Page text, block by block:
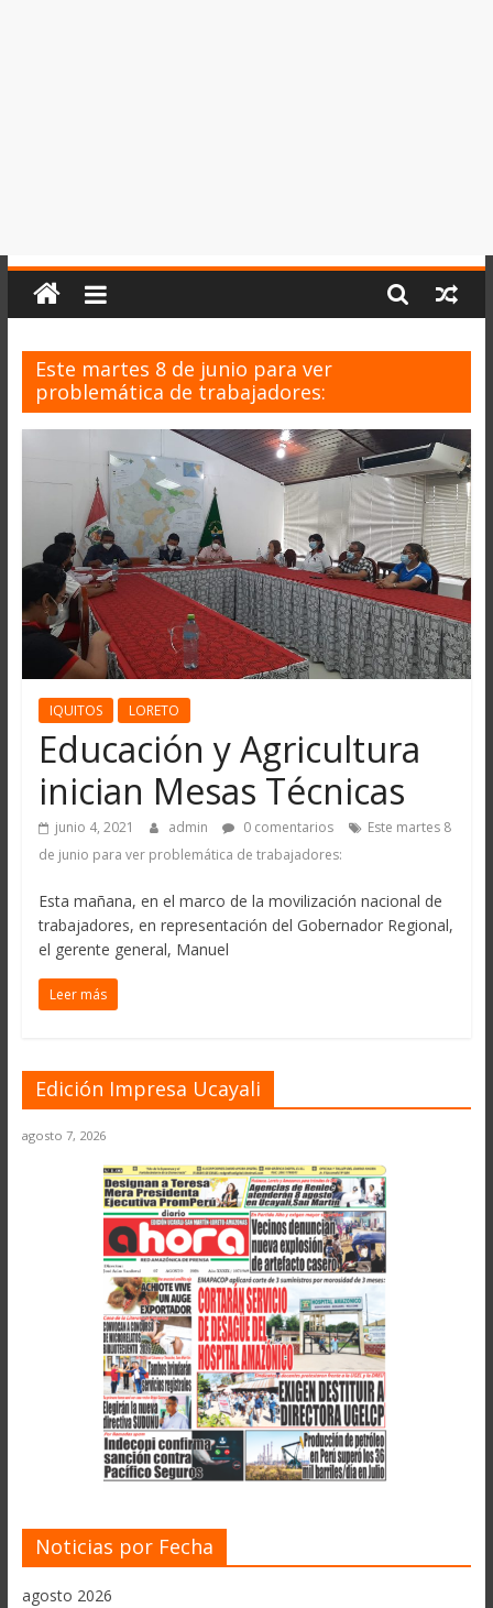
Este martes 8 de junio para ver
problemática de trabajadores:
IQUITOS LORETO
Educación y Agricultura
inician Mesas Técnicas
junio 4, 2021 admin 0 comentarios
Este martes 8
de junio para ver problemática de trabajadores:
Esta mañana, en el marco de la movilización nacional de
trabajadores, en representación del Gobernador Regional,
el gerente general, Manuel
Leer más
Edición Impresa Ucayali
agosto 7, 2026
Noticias por Fecha
agosto 2026